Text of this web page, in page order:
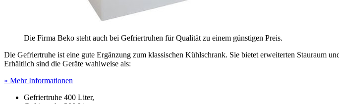
Die Firma Beko steht auch bei Gefriertruhen für Qualität zu einem günstigen Preis.
Die Gefriertruhe ist eine gute Ergänzung zum klassischen Kühlschrank. Sie bietet erweiterten Stauraum
Erhältlich sind die Geräte wahlweise als:
» Mehr Informationen
Gefriertruhe 400 Liter,